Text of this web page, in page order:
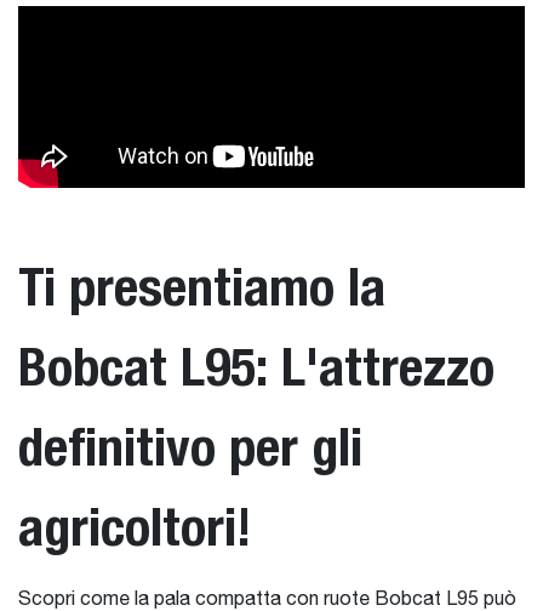
Ti presentiamo la
Bobcat L95: L'attrezzo
definitivo per gli
agricoltori!
Scopri come la pala compatta con ruote Bobcat L95 può